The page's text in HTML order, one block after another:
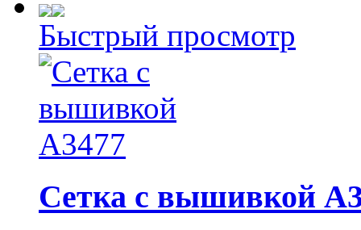
Быстрый просмотр
Сетка с вышивкой